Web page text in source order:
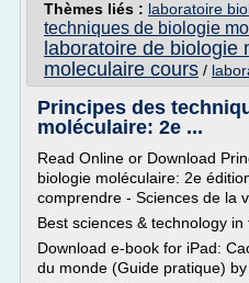
Thèmes liés : laboratoire
techniques de biologie
laboratoire de biologie
moleculaire cours /
Principes des
moléculaire: 2e ...
Read Online or Download
biologie moléculaire: 2e
comprendre - Sciences de la
Best sciences & technology
Download e-book for iPad:
du monde (Guide pratique)